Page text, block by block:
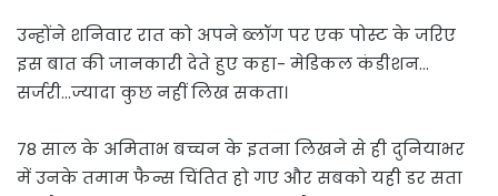
उन्होंने शनिवार रात को अपने ब्लॉग पर एक पोस्ट के जरिए
इस बात की जानकारी देते हुए कहा- मेडिकल कंडीशन…
सर्जरी…ज्यादा कुछ नहीं लिख सकता।
78 साल के अमिताभ बच्चन के इतना लिखने से ही दुनियाभर
में उनके तमाम फैन्स चिंतित हो गए और सबको यही डर सता